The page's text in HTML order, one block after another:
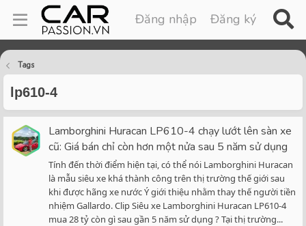
Đăng nhập Đăng ký
Tags
lp610-4
Lamborghini Huracan LP610-4 chạy lướt lên sàn xe
cũ: Giá bán chỉ còn hơn một nửa sau 5 năm sử dụng
Tính đến thời điểm hiện tại, có thể nói Lamborghini Huracan
là mẫu siêu xe khá thành công trên thị trường thế giới sau
khi được hãng xe nước Ý giới thiệu nhằm thay thế người tiền
nhiệm Gallardo. Clip Siêu xe Lamborghini Huracan LP610-4
mua 28 tỷ còn gì sau gần 5 năm sử dụng ? Tại thị trường...